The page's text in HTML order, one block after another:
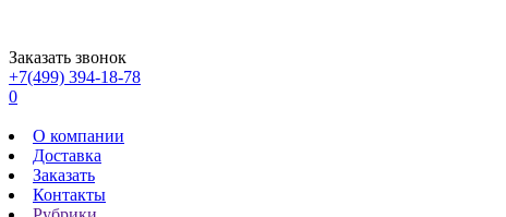
Заказать звонок
+7(499) 394-18-78
0
О компании
Доставка
Заказать
Контакты